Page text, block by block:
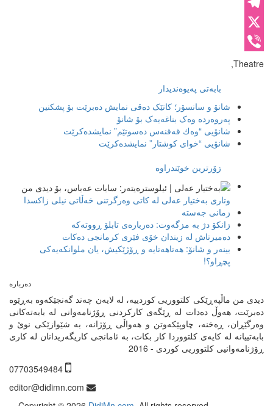
Messenger
Telegram
X
Viber
Theatre,
بابەتی پەیوەندیدار
شانۆ و سانسۆر؛ کاتێک دەقی نمایش دەبرێت بۆ پشکنین
پەروەردە وەک بناغەیەک بۆ شانۆ
شانۆیی “وەك قەقنەس دەسوتێم” نمایشدەکرێت
شانۆیی “خوای كوشتار” نمایشده‌كرێت
زۆرترین خوێندراوە
وتاری بەختیار عەلی لە کاتی وەرگرتنی خەڵاتی نیلی زاکسدا
زمانی جەستە
زانکۆ دژ بە مزگەوت: دەربارەى تابلۆ ڕووتەکە
ده‌میرتاش له‌ زیندان خۆی فێری كرمانجی ده‌كات
بینەر و شانۆ: هەتاھەتایە و ڕۆژێکیش، یان ملوانکەیەکی
پچڕاو؟!
دیدی من ماڵپەڕێکی کلتووریی کوردییە، لە لایەن چەند گەنجێكه‌وه‌ بەڕێوە
دەبرێت، هەوڵ دەدات لە ڕێگەی کارکردنی ڕۆژنامەوانی لە بابەتەکانی
وەرگێڕان، ڕەخنە، چاوپێکەوتن و هەواڵی ڕۆژانە، بە شێوازێکی نوێ و
بابەتییانە لە کایەی کلتووردا کار بکات، بە ئامانجی کاریگەریدانان لە کاری
ڕۆژنامەوانیی کلتووریی کوردی - 2016
07703549484
editor@didimn.com